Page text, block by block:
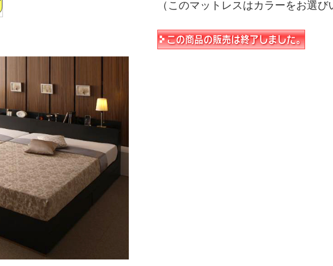
（このマットレスはカラーをお選び